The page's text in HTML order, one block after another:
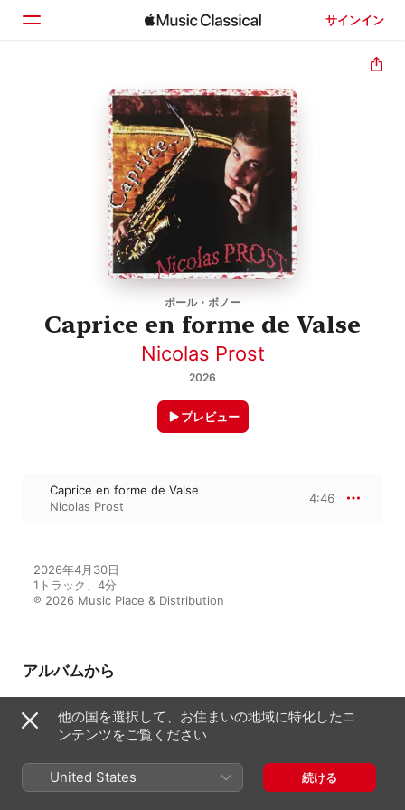
サインイン
見つける
ポール・ボノー
Caprice en forme de Valse
Nicolas Prost
2026
プレビュー
Caprice en forme de Valse
Nicolas Prost
4:46
2026年4月30日
1トラック、4分
℗ 2026 Music Place & Distribution
アルバムから
Caprice
Laurent Wagschal
他の国を選択して、お住まいの地域に特化したコ
ンテンツをご覧ください
United States 続ける